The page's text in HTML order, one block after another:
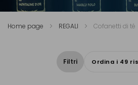
Home page REGALI Cofanetti di té
Filtri